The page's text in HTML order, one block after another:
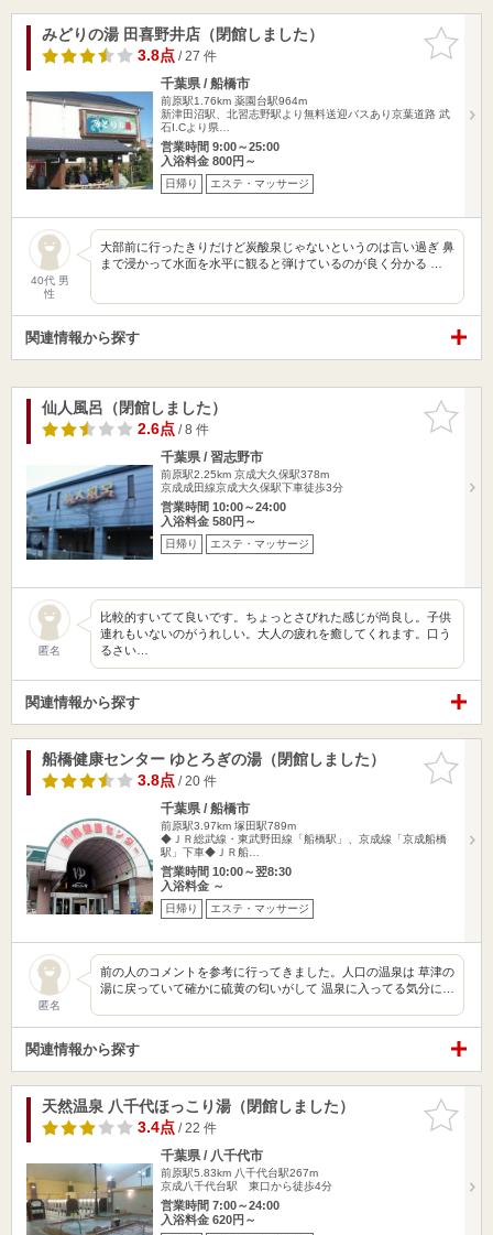
お気に入
りに追加
みどりの湯 田喜野井店（閉館しました）
3.8点/ 27 件
千葉県 / 船橋市
前原駅1.76km 薬園台駅964m
新津田沼駅、北習志野駅より無料送迎バスあり京葉道路 武
石I.Cより県…
営業時間 9:00～25:00
入浴料金 800円～
日帰り エステ・マッサージ
40代 男
性
大部前に行ったきりだけど炭酸泉じゃないというのは言い過ぎ 鼻
まで浸かって水面を水平に観ると弾けているのが良く分かる …
関連情報から探す
お気に入
りに追加
仙人風呂（閉館しました）
2.6点/ 8 件
千葉県 / 習志野市
前原駅2.25km 京成大久保駅378m
京成成田線京成大久保駅下車徒歩3分
営業時間 10:00～24:00
入浴料金 580円～
日帰り エステ・マッサージ
匿名
比較的すいてて良いです。ちょっとさびれた感じが尚良し。子供
連れもいないのがうれしい。大人の疲れを癒してくれます。口う
るさい…
関連情報から探す
お気に入
りに追加
船橋健康センター ゆとろぎの湯（閉館しました）
3.8点/ 20 件
千葉県 / 船橋市
前原駅3.97km 塚田駅789m
◆ＪＲ総武線・東武野田線「船橋駅」、京成線「京成船橋
駅」下車◆ＪＲ船…
営業時間 10:00～翌8:30
入浴料金 ～
日帰り エステ・マッサージ
匿名
前の人のコメントを参考に行ってきました。人口の温泉は 草津の
湯に戻っていて確かに硫黄の匂いがして 温泉に入ってる気分に…
関連情報から探す
お気に入
りに追加
天然温泉 八千代ほっこり湯（閉館しました）
3.4点/ 22 件
千葉県 / 八千代市
前原駅5.83km 八千代台駅267m
京成八千代台駅 東口から徒歩4分
営業時間 7:00～24:00
入浴料金 620円～